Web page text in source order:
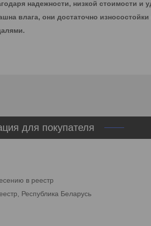
надежности, низкой стоимости и
влага, они достаточно
для покупателя
в реестр
Республика Беларусь